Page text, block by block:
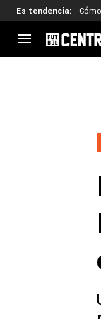
Es tendencia: